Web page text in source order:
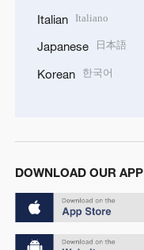
Italian Italiano
Japanese 日本語
Korean 한국어
DOWNLOAD OUR APP